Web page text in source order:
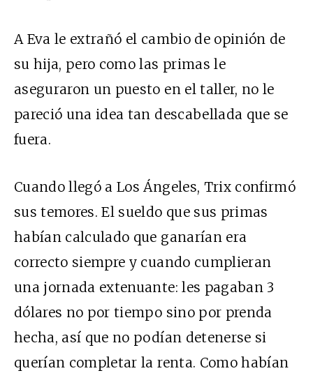
A Eva le extrañó el cambio de opinión de
su hija, pero como las primas le
aseguraron un puesto en el taller, no le
pareció una idea tan descabellada que se
fuera.
Cuando llegó a Los Ángeles, Trix confirmó
sus temores. El sueldo que sus primas
habían calculado que ganarían era
correcto siempre y cuando cumplieran
una jornada extenuante: les pagaban 3
dólares no por tiempo sino por prenda
hecha, así que no podían detenerse si
querían completar la renta. Como habían